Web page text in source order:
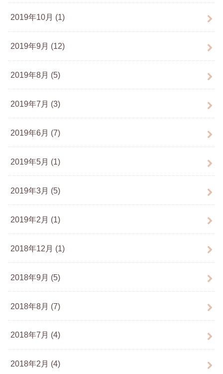
2019年10月 (1)
2019年9月 (12)
2019年8月 (5)
2019年7月 (3)
2019年6月 (7)
2019年5月 (1)
2019年3月 (5)
2019年2月 (1)
2018年12月 (1)
2018年9月 (5)
2018年8月 (7)
2018年7月 (4)
2018年2月 (4)